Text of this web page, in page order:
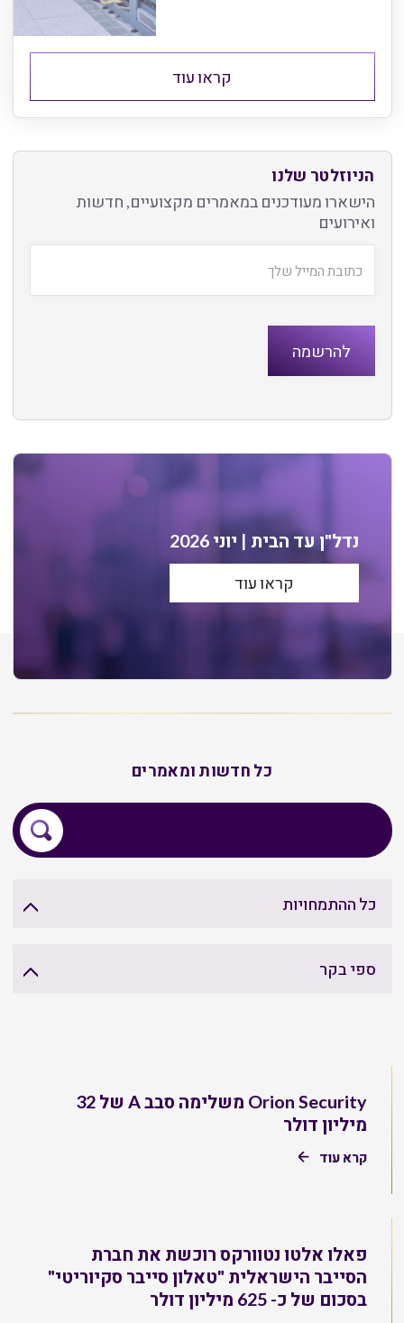
קראו עוד
הניוזלטר שלנו
הישארו מעודכנים במאמרים מקצועיים, חדשות
ואירועים
נדל"ן עד הבית | יוני 2026
קראו עוד
כל חדשות ומאמרים
כל ההתמחויות
ספי בקר
Orion Security משלימה סבב A של 32
מיליון דולר
קרא עוד
פאלו אלטו נטוורקס רוכשת את חברת
הסייבר הישראלית "טאלון סייבר סקיוריטי"
בסכום של כ- 625 מיליון דולר